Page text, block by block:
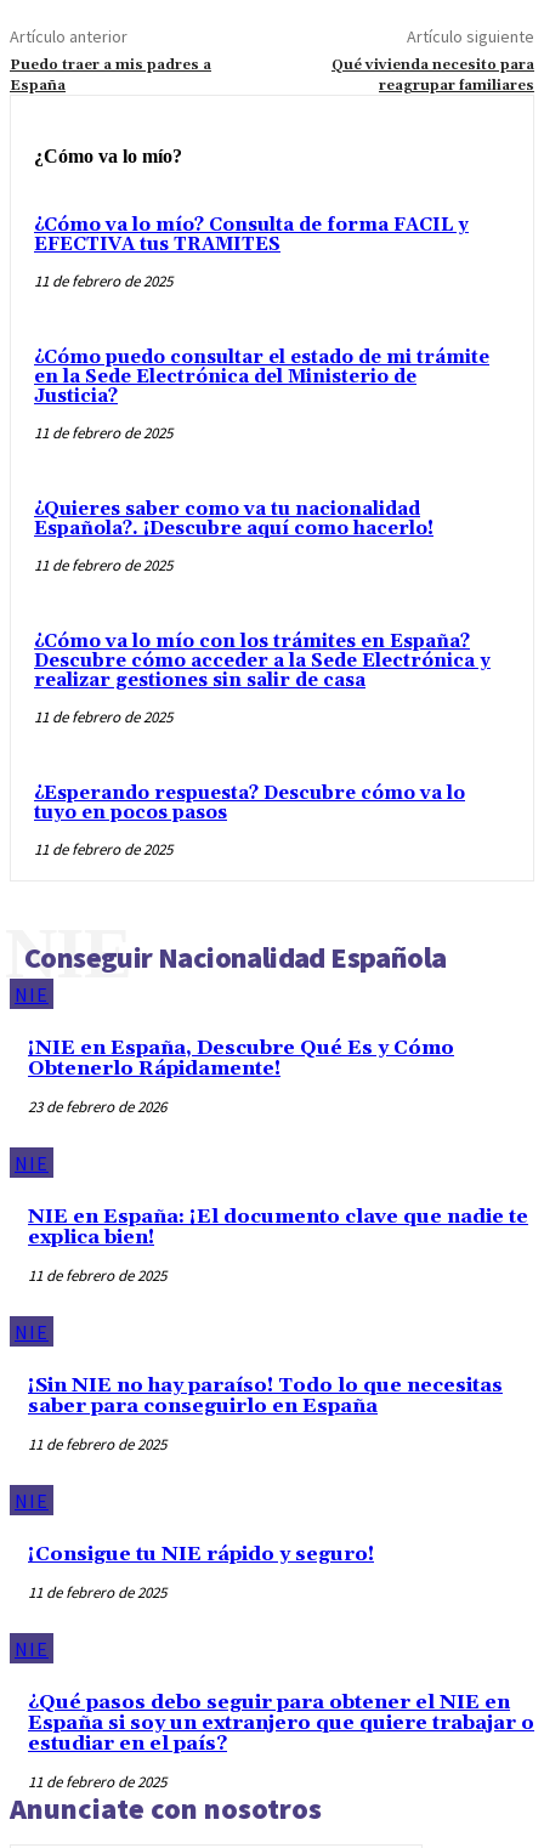
Artículo anterior
Puedo traer a mis padres a
España
Artículo siguiente
Qué vivienda necesito para
reagrupar familiares
¿Cómo va lo mío?
¿Cómo va lo mío? Consulta de forma FACIL y
EFECTIVA tus TRAMITES
11 de febrero de 2025
¿Cómo puedo consultar el estado de mi trámite
en la Sede Electrónica del Ministerio de
Justicia?
11 de febrero de 2025
¿Quieres saber como va tu nacionalidad
Española?. ¡Descubre aquí como hacerlo!
11 de febrero de 2025
¿Cómo va lo mío con los trámites en España?
Descubre cómo acceder a la Sede Electrónica y
realizar gestiones sin salir de casa
11 de febrero de 2025
¿Esperando respuesta? Descubre cómo va lo
tuyo en pocos pasos
11 de febrero de 2025
Conseguir Nacionalidad Española
NIE
NIE
¡NIE en España, Descubre Qué Es y Cómo
Obtenerlo Rápidamente!
23 de febrero de 2026
NIE
NIE en España: ¡El documento clave que nadie te
explica bien!
11 de febrero de 2025
NIE
¡Sin NIE no hay paraíso! Todo lo que necesitas
saber para conseguirlo en España
11 de febrero de 2025
NIE
¡Consigue tu NIE rápido y seguro!
11 de febrero de 2025
NIE
¿Qué pasos debo seguir para obtener el NIE en
España si soy un extranjero que quiere trabajar o
estudiar en el país?
11 de febrero de 2025
Anunciate con nosotros